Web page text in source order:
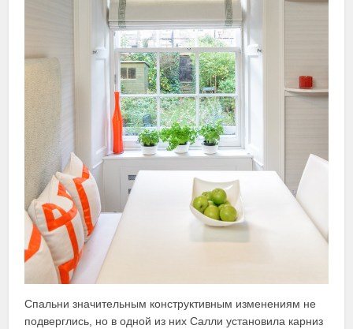
Спальни значительным конструктивным изменениям не
подверглись, но в одной из них Салли установила карниз